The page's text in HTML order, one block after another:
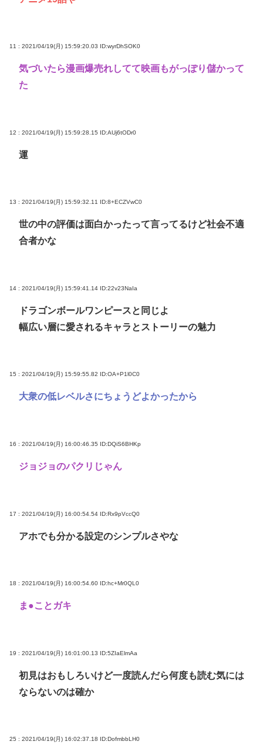
11 : 2021/04/19(月) 15:59:20.03 ID:wyrDhSOK0
気づいたら漫画爆売れしてて映画もがっぽり儲かって
た
12 : 2021/04/19(月) 15:59:28.15 ID:AUj6tODr0
運
13 : 2021/04/19(月) 15:59:32.11 ID:8+ECZVwC0
世の中の評価は面白かったって言ってるけど社会不適
合者かな
14 : 2021/04/19(月) 15:59:41.14 ID:22v23NaIa
ドラゴンボールワンピースと同じよ
幅広い層に愛されるキャラとストーリーの魅力
15 : 2021/04/19(月) 15:59:55.82 ID:OA+P1l0C0
大衆の低レベルさにちょうどよかったから
16 : 2021/04/19(月) 16:00:46.35 ID:DQiS6BHKp
ジョジョのパクリじゃん
17 : 2021/04/19(月) 16:00:54.54 ID:Rx9pVccQ0
アホでも分かる設定のシンプルさやな
18 : 2021/04/19(月) 16:00:54.60 ID:hc+Mr0QL0
ま●ことガキ
19 : 2021/04/19(月) 16:01:00.13 ID:5ZIaElmAa
初見はおもしろいけど一度読んだら何度も読む気には
ならないのは確か
25 : 2021/04/19(月) 16:02:37.18 ID:DofmbbLH0